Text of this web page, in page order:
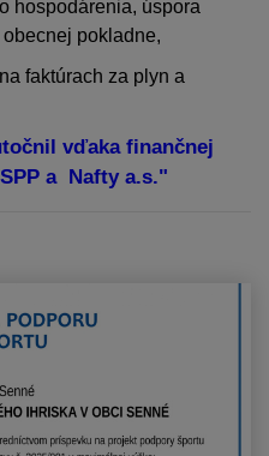
hospodárenia, úspora
pokladne,
faktúrach za plyn a
vďaka finančnej
a Nafty a.s."